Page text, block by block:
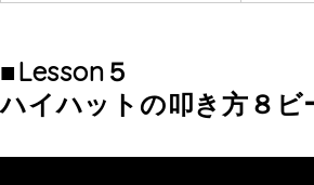
■Lesson５
ハイハットの叩き方８ビ